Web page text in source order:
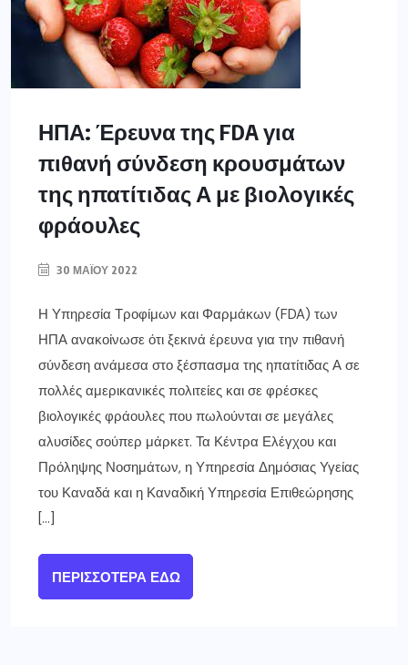
ΗΠΑ: Έρευνα της FDA για
πιθανή σύνδεση κρουσμάτων
της ηπατίτιδας Α με βιολογικές
φράουλες
30 ΜΑΪ́ΟΥ 2022
Η Υπηρεσία Τροφίμων και Φαρμάκων (FDA) των
ΗΠΑ ανακοίνωσε ότι ξεκινά έρευνα για την πιθανή
σύνδεση ανάμεσα στο ξέσπασμα της ηπατίτιδας Α σε
πολλές αμερικανικές πολιτείες και σε φρέσκες
βιολογικές φράουλες που πωλούνται σε μεγάλες
αλυσίδες σούπερ μάρκετ. Τα Κέντρα Ελέγχου και
Πρόληψης Νοσημάτων, η Υπηρεσία Δημόσιας Υγείας
του Καναδά και η Καναδική Υπηρεσία Επιθεώρησης
[…]
ΠΕΡΙΣΣΌΤΕΡΑ ΕΔΏ